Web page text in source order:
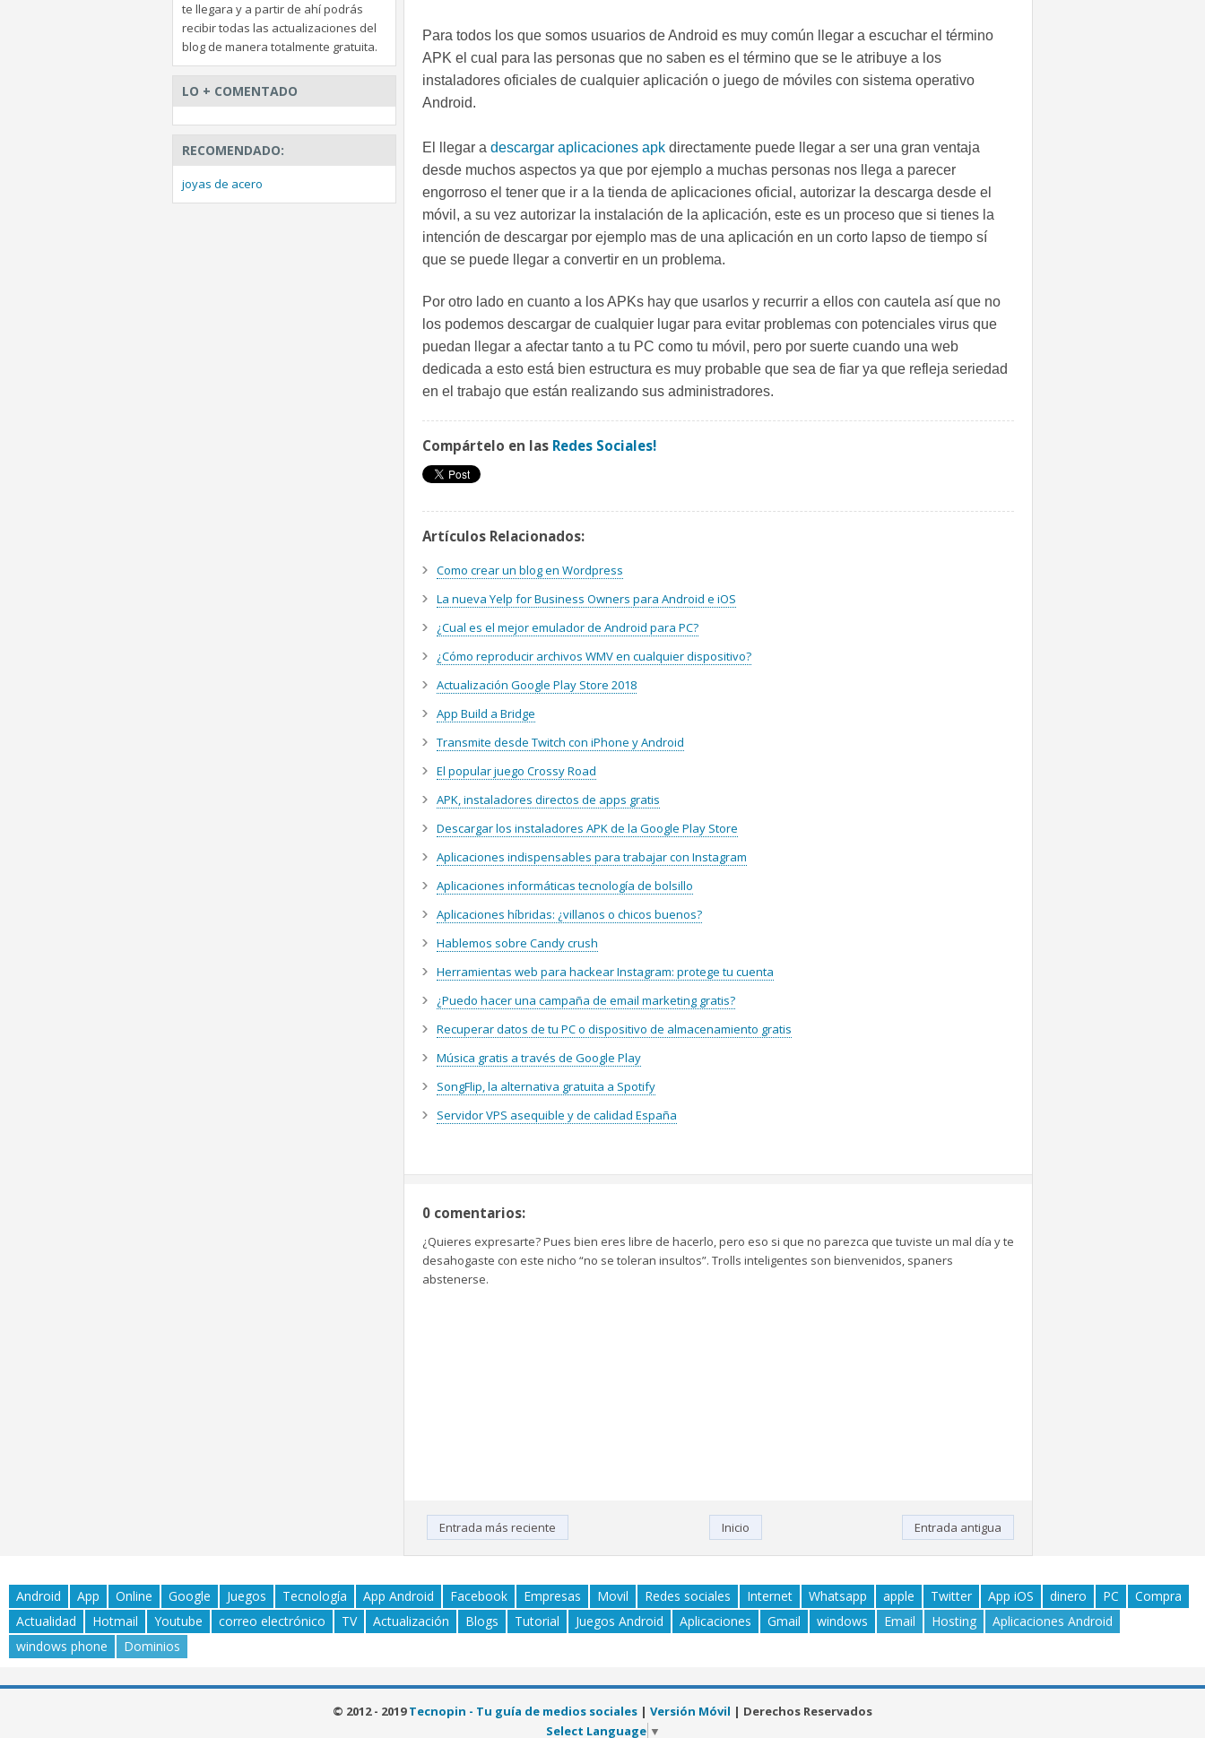
Para todos los que somos usuarios de Android es muy común llegar a escuchar el término
APK el cual para las personas que no saben es el término que se le atribuye a los
instaladores oficiales de cualquier aplicación o juego de móviles con sistema operativo
Android.
El llegar a descargar aplicaciones apk directamente puede llegar a ser una gran ventaja
desde muchos aspectos ya que por ejemplo a muchas personas nos llega a parecer
engorroso el tener que ir a la tienda de aplicaciones oficial, autorizar la descarga desde el
móvil, a su vez autorizar la instalación de la aplicación, este es un proceso que si tienes la
intención de descargar por ejemplo mas de una aplicación en un corto lapso de tiempo sí
que se puede llegar a convertir en un problema.
Por otro lado en cuanto a los APKs hay que usarlos y recurrir a ellos con cautela así que no
los podemos descargar de cualquier lugar para evitar problemas con potenciales virus que
puedan llegar a afectar tanto a tu PC como tu móvil, pero por suerte cuando una web
dedicada a esto está bien estructura es muy probable que sea de fiar ya que refleja seriedad
en el trabajo que están realizando sus administradores.
Compártelo en las Redes Sociales!
Artículos Relacionados:
Como crear un blog en Wordpress
La nueva Yelp for Business Owners para Android e iOS
¿Cual es el mejor emulador de Android para PC?
¿Cómo reproducir archivos WMV en cualquier dispositivo?
Actualización Google Play Store 2018
App Build a Bridge
Transmite desde Twitch con iPhone y Android
El popular juego Crossy Road
APK, instaladores directos de apps gratis
Descargar los instaladores APK de la Google Play Store
Aplicaciones indispensables para trabajar con Instagram
Aplicaciones informáticas tecnología de bolsillo
Aplicaciones híbridas: ¿villanos o chicos buenos?
Hablemos sobre Candy crush
Herramientas web para hackear Instagram: protege tu cuenta
¿Puedo hacer una campaña de email marketing gratis?
Recuperar datos de tu PC o dispositivo de almacenamiento gratis
Música gratis a través de Google Play
SongFlip, la alternativa gratuita a Spotify
Servidor VPS asequible y de calidad España
0 comentarios:
¿Quieres expresarte? Pues bien eres libre de hacerlo, pero eso si que no parezca que tuviste un mal día y te
desahogaste con este nicho “no se toleran insultos”. Trolls inteligentes son bienvenidos, spaners
abstenerse.
Entrada más reciente Entrada antigua
Inicio
te llegara y a partir de ahí podrás
recibir todas las actualizaciones del
blog de manera totalmente gratuita.
LO + COMENTADO
RECOMENDADO:
joyas de acero
Android App Online Google Juegos Tecnología App Android Facebook Empresas Movil Redes sociales Internet Whatsapp apple Twitter App iOS dinero PC
Compra
Actualidad
Hotmail Youtube correo electrónico TV Actualización Blogs Tutorial Juegos Android Aplicaciones Gmail windows Email Hosting
Aplicaciones Android
windows phone
Dominios
© 2012 - 2019Tecnopin - Tu guía de medios sociales | Versión Móvil | Derechos Reservados
Select Language ▼